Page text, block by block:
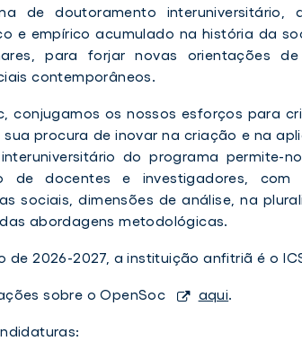
de doutoramento interuniversitário,
e empírico acumulado na história da
para forjar novas orientações
contemporâneos.
conjugamos os nossos esforços para
sua procura de inovar na criação e na
do programa permite-
de docentes e investigadores,
sociais, dimensões de análise, na
abordagens metodológicas.
de 2026-2027, a instituição anfitriã é o
sobre o OpenSoc aqui.